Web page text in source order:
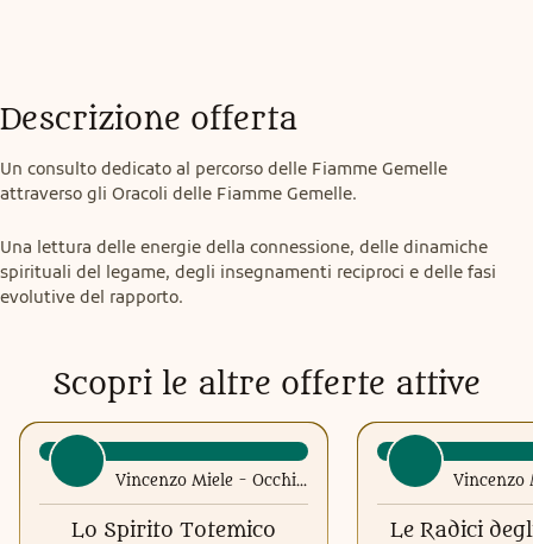
Descrizione offerta
Un consulto dedicato al percorso delle Fiamme Gemelle
attraverso gli Oracoli delle Fiamme Gemelle.
Una lettura delle energie della connessione, delle dinamiche
spirituali del legame, degli insegnamenti reciproci e delle fasi
evolutive del rapporto.
Scopri le altre offerte attive
Vincenzo Miele - Occhio di Horus
Lo Spirito Totemico Le Radici